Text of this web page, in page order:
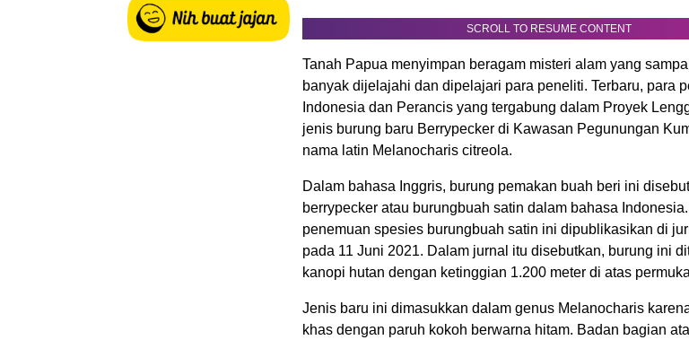
SCROLL TO RESUME CONTENT
Tanah Papua menyimpan beragam misteri alam yang
banyak dijelajahi dan dipelajari para peneliti. Terbaru, para
Indonesia dan Perancis yang tergabung dalam Proyek
jenis burung baru Berrypecker di Kawasan Pegunungan
nama latin Melanocharis citreola.
Dalam bahasa Inggris, burung pemakan buah beri ini
berrypecker atau burungbuah satin dalam bahasa
penemuan spesies burungbuah satin ini dipublikasikan di
pada 11 Juni 2021. Dalam jurnal itu disebutkan, burung ini
kanopi hutan dengan ketinggian 1.200 meter di atas
Jenis baru ini dimasukkan dalam genus Melanocharis
khas dengan paruh kokoh berwarna hitam. Badan bagian